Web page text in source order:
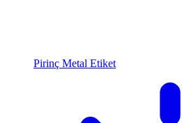
Pirinç Metal Etiket